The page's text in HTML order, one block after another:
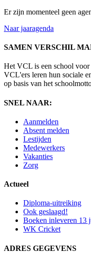
Er zijn momenteel geen
Naar jaaragenda
SAMEN VERSCHIL
Het VCL is een school voor
VCL'ers leren hun sociale
op basis van het
SNEL NAAR:
Aanmelden
Absent melden
Lestijden
Medewerkers
Vakanties
Zorg
Actueel
Diploma-uitreiking
Ook geslaagd!
Boeken inleveren 13
WK Cricket
ADRES GEGEVENS